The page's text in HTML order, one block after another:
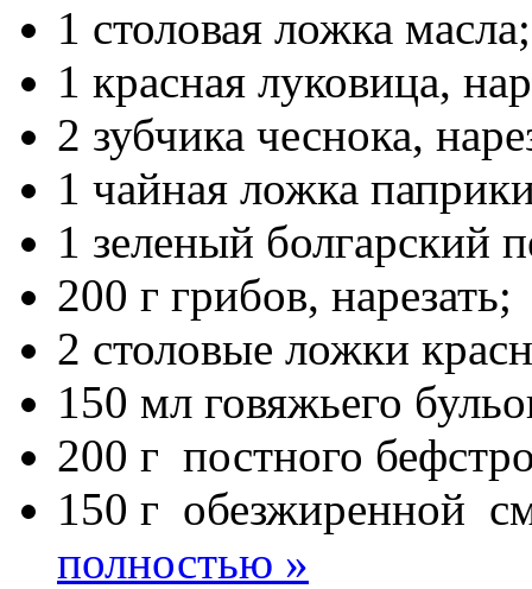
1 столовая ложка масла;
1 красная луковица,
2 зубчика чеснока,
1 чайная ложка
1 зеленый болгарский
200 г грибов, нарезать;
2 столовые ложки
150 мл говяжьего
200 г постного
150 г обезжиренной
полностью »